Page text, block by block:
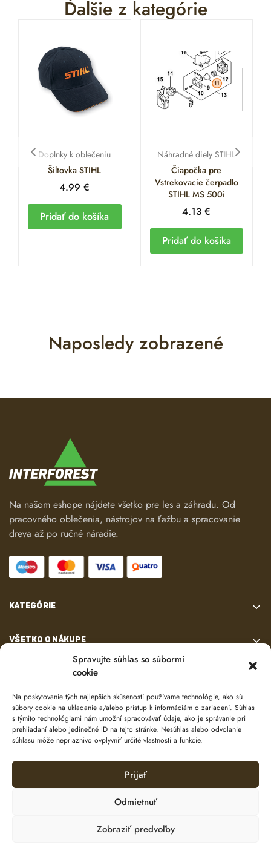
Spravujte súhlas so súbormi
cookie
Na poskytovanie tých najlepších skúseností používame technológie, ako sú
súbory cookie na ukladanie a/alebo prístup k informáciám o zariadení. Súhlas
s týmito technológiami nám umožní spracovávať údaje, ako je správanie pri
prehliadaní alebo jedinečné ID na tejto stránke. Nesúhlas alebo odvolanie
súhlasu môže nepriaznivo ovplyvniť určité vlastnosti a funkcie.
Prijať
Odmietnuť
Zobraziť predvoľby
Ďalšie z kategórie
Doplnky k oblečeniu
Šiltovka STIHL
4.99€
Pridať do košíka
Náhradné diely STIHL
Čiapočka pre
Vstrekovacie čerpadlo
STIHL MS 500i
4.13€
Pridať do košíka
Naposledy zobrazené
Na našom eshope nájdete všetko pre les a záhradu. Od
pracovného oblečenia, nástrojov na ťažbu a spracovanie
dreva až po ručné náradie.
KATEGÓRIE
VŠETKO O NÁKUPE
© 2024 e-shop od
Ochrana osobných údajov